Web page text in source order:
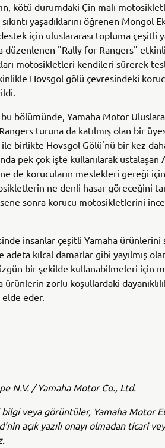
kötü durumdaki Çin malı
yaşadıklarını öğrenen Mongol
için uluslararası topluma çeşitli
düzenlenen "Rally for Rangers"
motosikletleri kendileri sürerek
Hovsgol gölü çevresindeki
bölümünde, Yamaha Motor
turuna da katılmış olan bir
birlikte Hovsgol Gölü'nü bir kez
pek çok işte kullanılarak ustalaşan
de korucuların meslekleri gereği
ne denli hasar göreceğini
sonra korucu motosikletlerini
insanlar çeşitli Yamaha ürünlerini
kılcal damarlar gibi yayılmış
bir şekilde kullanabilmeleri için
ürünlerin zorlu koşullardaki
eder.
N.V. / Yamaha Motor Co., Ltd.
bilgi veya görüntüler, Yamaha Motor
açık yazılı onayı olmadan ticari